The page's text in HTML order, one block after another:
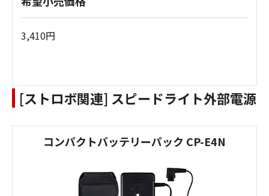
3,410円
[ストロボ関連] スピードライト外部電源
コンパクトバッテリーパック CP-E4N